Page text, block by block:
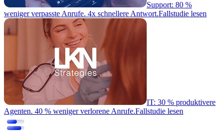
Support: 80 %
weniger verpasste Anrufe. 4x schnellere Antwort.Fallstudie lesen
IT: 30 % produktivere
Agenten. 40 % weniger verlorene Anrufe.Fallstudie lesen